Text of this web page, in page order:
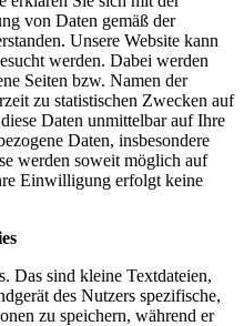
von Daten gemäß der
Unsere Website kann
werden. Dabei werden
Seiten bzw. Namen der
zu statistischen Zwecken auf
Daten unmittelbar auf Ihre
Daten, insbesondere
werden soweit möglich auf
Einwilligung erfolgt keine
Das sind kleine Textdateien,
des Nutzers spezifische,
zu speichern, während er